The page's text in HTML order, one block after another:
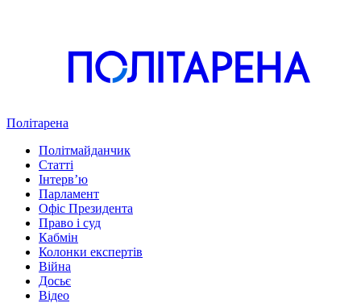
Політарена
Політмайданчик
Статті
Інтервʼю
Парламент
Офіс Президента
Право і суд
Кабмін
Колонки експертів
Війна
Досьє
Відео